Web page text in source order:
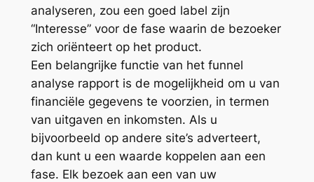
analyseren, zou een goed label zijn
“Interesse” voor de fase waarin de bezoeker
zich oriënteert op het product.
Een belangrijke functie van het funnel
analyse rapport is de mogelijkheid om u van
financiële gegevens te voorzien, in termen
van uitgaven en inkomsten. Als u
bijvoorbeeld op andere site’s adverteert,
dan kunt u een waarde koppelen aan een
fase. Elk bezoek aan een van uw